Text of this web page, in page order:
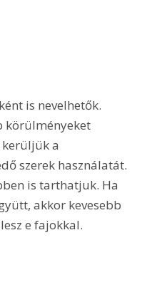
is nevelhetők.
körülmé­nyeket
a
szerek használatát.
is tarthatjuk. Ha
akkor kevesebb
e fajokkal.